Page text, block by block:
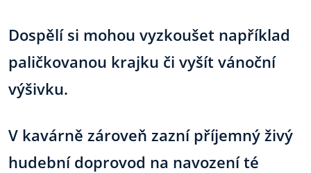
Dospělí si mohou vyzkoušet například
paličkovanou krajku či vyšít vánoční
výšivku.
V kavárně zároveň zazní příjemný živý
hudební doprovod na navození té